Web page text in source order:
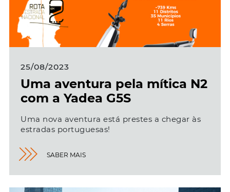
25/08/2023
Uma aventura pela mítica N2
com a Yadea G5S
Uma nova aventura está prestes a chegar às
estradas portuguesas!
SABER MAIS